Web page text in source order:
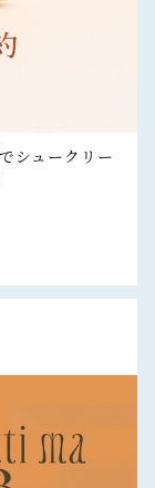
シュークリー